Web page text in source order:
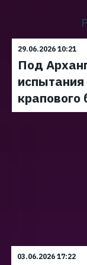
29.06.2026 10:21
Под
крапового
03.06.2026 17:22